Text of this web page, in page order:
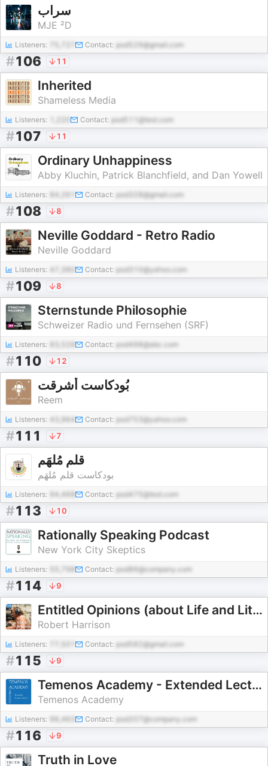
سراب
MJE ²D
Listeners: Contact: pod529@gmail.com
#106 11
Inherited
Shameless Media
Listeners: Contact: pod511@test.com
#107 11
Ordinary Unhappiness
Abby Kluchin, Patrick Blanchfield, and Dan Yowell
Listeners: 84,261 Contact: pod328@gmail.com
#108 8
Neville Goddard - Retro Radio
Neville Goddard
Listeners: Contact: pod310@yahoo.com
#109 8
Sternstunde Philosophie
Schweizer Radio und Fernsehen (SRF)
Listeners: Contact: pod498@abc.com
#110 12
بُودكاست أشرقت
Reem
Listeners: 43,964 Contact: pod753@yahoo.com
#111 7
قلم مُلهَم
بودكاست قلم مُلهَم
Listeners: 94,468 Contact: pod475@test.com
#113 10
Rationally Speaking Podcast
New York City Skeptics
Listeners: Contact: pod86@company.com
#114 9
Entitled Opinions (about Life and Literature)
Robert Harrison
Listeners: Contact: pod582@gmail.com
#115 9
Temenos Academy - Extended Lecture Archive
Temenos Academy
Listeners: 96,463 Contact: pod207@company.com
#116 9
Truth in Love